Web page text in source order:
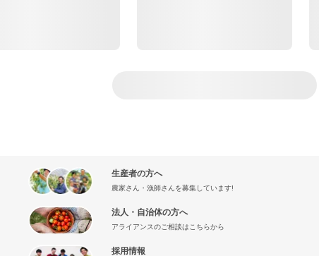
生産者の方へ
農家さん・漁師さんを募集しています!
法人・自治体の方へ
アライアンスのご相談はこちらから
採用情報